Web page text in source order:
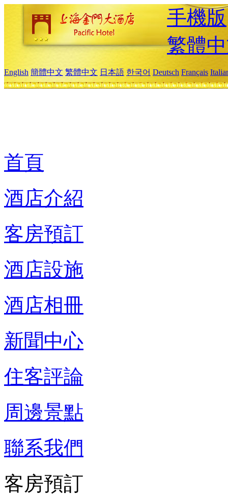
手機版
繁體
English 簡體中文 繁體中文 日本語 한국어 Deutsch Français
首頁
酒店介紹
客房預訂
酒店設施
酒店相冊
新聞中心
住客評論
周邊景點
聯系我們
客房預訂